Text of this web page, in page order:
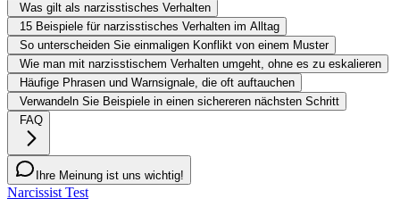
Was gilt als narzisstisches Verhalten
15 Beispiele für narzisstisches Verhalten im Alltag
So unterscheiden Sie einmaligen Konflikt von einem Muster
Wie man mit narzisstischem Verhalten umgeht, ohne es zu eskalieren
Häufige Phrasen und Warnsignale, die oft auftauchen
Verwandeln Sie Beispiele in einen sichereren nächsten Schritt
FAQ
Ihre Meinung ist uns wichtig!
Narcissist Test